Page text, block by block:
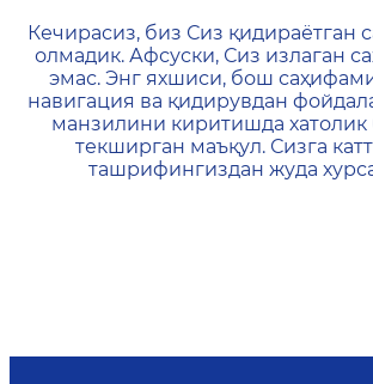
404 — Страница
Кечирасиз, биз Сиз қидираётган
олмадик. Афсуски, Сиз излаган
эмас. Энг яхшиси, бош
навигация ва қидирувдан
манзилини киритишда
текширган маъқул. Сизга
ташрифингиздан жуда